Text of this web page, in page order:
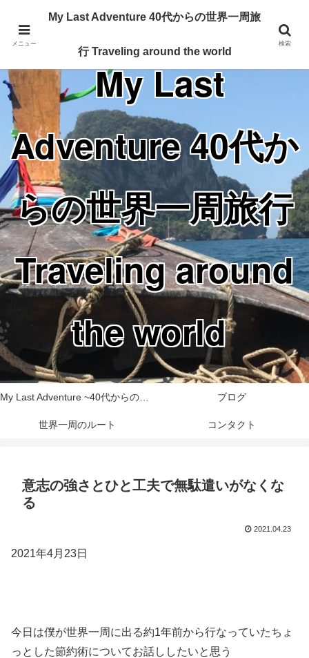
Traveling around the world from my 40's
My Last
Adventure 40代か
らの世界一周旅行
Traveling around
the world
My Last Adventure ~40代からの世界一周旅行記~ ブログ
世界一周のルート コンタクト
意志の強さとひと工夫で無駄遣いがなくな
る
2021.04.23
2021年4月23日
今日は僕が世界一周に出る約1年前から行なっていたちょ
っとした節約術についてお話ししたいと思う
メニュー
My Last Adventure 40代からの世界一周旅
行 Traveling around the world
検索